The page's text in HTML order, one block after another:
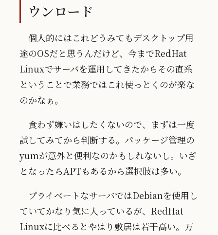
ウンロード
個人的にはこれどうみてもデスクトップ用
途のOSだと思うんだけど、今までRedHat
Linuxでサーバを運用してきたからその直系
ということで業務ではこれ使っとくのが楽な
のかなぁ。
食わず嫌いはしたくないので、まずは一度
試してみてから判断する。パッケージ管理の
yumが意外と便利なのかもしれないし。いざ
となったらAPTもあるから選択肢は多い。
プライベートなサーバではDebianを使用し
ていてかなり気に入っているが、RedHat
Linuxに比べるとやはり敷居は若干高い。万